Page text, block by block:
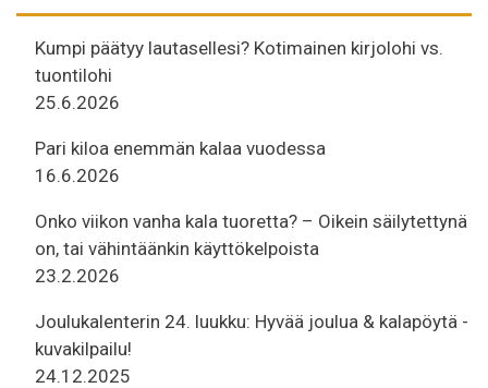
Kumpi päätyy lautasellesi? Kotimainen kirjolohi vs.
tuontilohi
25.6.2026
Pari kiloa enemmän kalaa vuodessa
16.6.2026
Onko viikon vanha kala tuoretta? – Oikein säilytettynä
on, tai vähintäänkin käyttökelpoista
23.2.2026
Joulukalenterin 24. luukku: Hyvää joulua & kalapöytä -
kuvakilpailu!
24.12.2025